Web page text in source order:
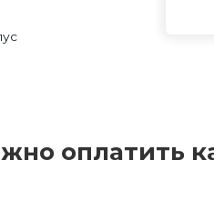
оплатить